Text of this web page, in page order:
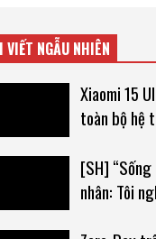
VIẾT NGẪU NHIÊN
Xiaomi 15
toàn bộ hệ
[SH]
nhân: Tôi